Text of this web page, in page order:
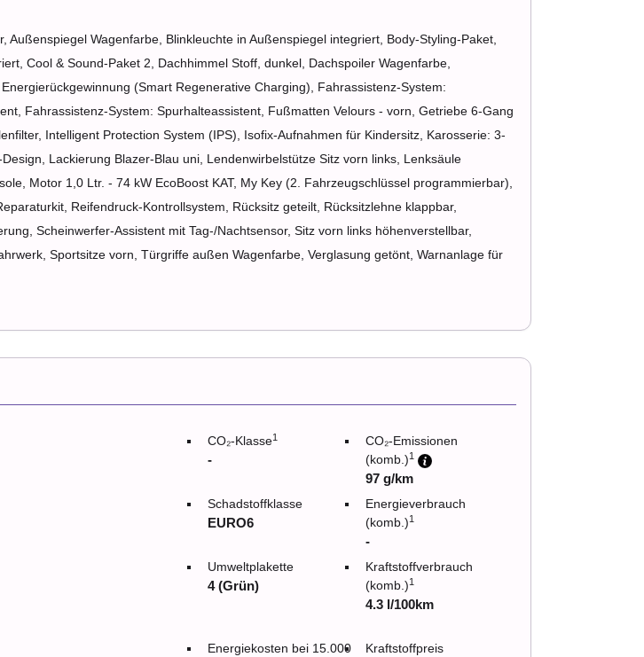
Wagenfarbe, Blinkleuchte in Außenspiegel integriert, Body-Styling-Paket,
Cool & Sound-Paket 2, Dachhimmel Stoff, dunkel, Dachspoiler Wagenfarbe,
(Smart Regenerative Charging), Fahrassistenz-System:
Fahrassistenz-System: Spurhalteassistent, Fußmatten Velours - vorn, Getriebe 6-Gang
Intelligent Protection System (IPS), Isofix-Aufnahmen für Kindersitz, Karosserie: 3-
Lackierung Blazer-Blau uni, Lendenwirbelstütze Sitz vorn links, Lenksäule
Motor 1,0 Ltr. - 74 kW EcoBoost KAT, My Key (2. Fahrzeugschlüssel programmierbar),
Reifendruck-Kontrollsystem, Rücksitz geteilt, Rücksitzlehne klappbar,
Scheinwerfer-Assistent mit Tag-/Nachtsensor, Sitz vorn links höhenverstellbar,
Sportsitze vorn, Türgriffe außen Wagenfarbe, Verglasung getönt, Warnanlage für
CO₂-Klasse1
-
CO₂-Emissionen
(komb.)1
97 g/km
Schadstoffklasse
EURO6
Energieverbrauch
(komb.)1
-
Umweltplakette
4 (Grün)
Kraftstoffverbrauch
(komb.)1
4.3 l/100km
Energiekosten bei 15.000
Kraftstoffpreis